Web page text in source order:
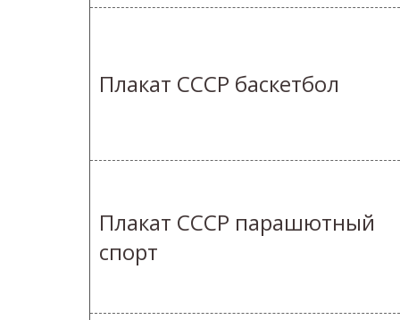
Плакат СССР баскетбол
Плакат СССР парашютный
спорт